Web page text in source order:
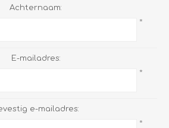
Achternaam:
*
E-mailadres:
*
e-mailadres:
*